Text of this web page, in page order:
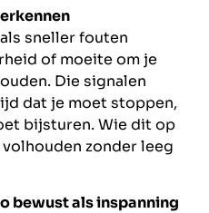
sneller fouten
of moeite om je
Die signalen
dat je moet stoppen,
bijsturen. Wie dit op
zonder leeg
bewust als inspanning